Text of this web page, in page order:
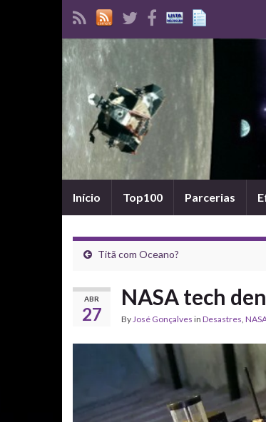
Início Top100 Parcerias
Titã com Oceano?
ABR
27
NASA tech
ByJosé Gonçalves in Desastres,